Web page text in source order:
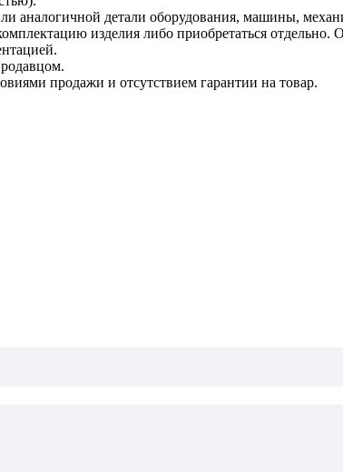
аналогичной детали оборудования, машины,
изделия либо приобретаться
продажи и отсутствием гарантии на товар.